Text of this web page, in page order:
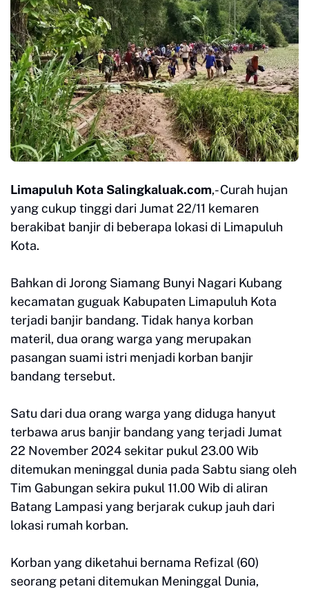
Limapuluh Kota Salingkaluak.com,- Curah hujan
yang cukup tinggi dari Jumat 22/11 kemaren
berakibat banjir di beberapa lokasi di Limapuluh
Kota.
Bahkan di Jorong Siamang Bunyi Nagari Kubang
kecamatan guguak Kabupaten Limapuluh Kota
terjadi banjir bandang. Tidak hanya korban
materil, dua orang warga yang merupakan
pasangan suami istri menjadi korban banjir
bandang tersebut.
Satu dari dua orang warga yang diduga hanyut
terbawa arus banjir bandang yang terjadi Jumat
22 November 2024 sekitar pukul 23.00 Wib
ditemukan meninggal dunia pada Sabtu siang oleh
Tim Gabungan sekira pukul 11.00 Wib di aliran
Batang Lampasi yang berjarak cukup jauh dari
lokasi rumah korban.
Korban yang diketahui bernama Refizal (60)
seorang petani ditemukan Meninggal Dunia,